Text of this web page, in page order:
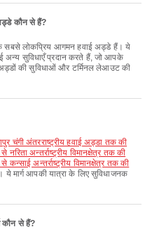
कौन से हैं?
सबसे लोकप्रिय आगमन हवाई अड्डे हैं। ये
अन्य सुविधाएँ प्रदान करते हैं, जो आपके
की सुविधाओं और टर्मिनल लेआउट की
अन्तर्राष्ट्रीय विमानक्षेत्र तक की
अन्तर्राष्ट्रीय विमानक्षेत्र तक की
ये मार्ग आपकी यात्रा के लिए सुविधाजनक
कौन से हैं?